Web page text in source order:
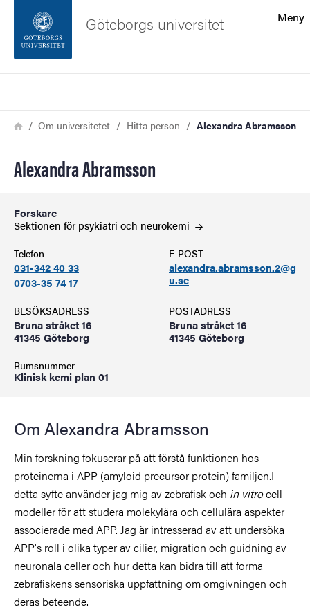
Sidfoten
Meny
Göteborgs universitet
Länkstig
HemOm universitetet Hitta person Alexandra Abramsson
Alexandra Abramsson
Forskare
Sektionen för psykiatri och neurokemi
Telefon
031-342 40 33
0703-35 74 17
E-POST
alexandra.abramsson.2@g
u.se
BESÖKSADRESS
Bruna stråket 16
41345 Göteborg
Rumsnummer
Klinisk kemi plan 01
POSTADRESS
Bruna stråket 16
41345 Göteborg
Om Alexandra Abramsson
Min forskning fokuserar på att förstå funktionen hos
proteinerna i APP (amyloid precursor protein) familjen.I
detta syfte använder jag mig av zebrafisk och in vitrocell
modeller för att studera molekylära och cellulära aspekter
associerade med APP. Jag är intresserad av att undersöka
APP's roll i olika typer av cilier, migration och guidning av
neuronala celler och hur detta kan bidra till att forma
zebrafiskens sensoriska uppfattning om omgivningen och
deras beteende.